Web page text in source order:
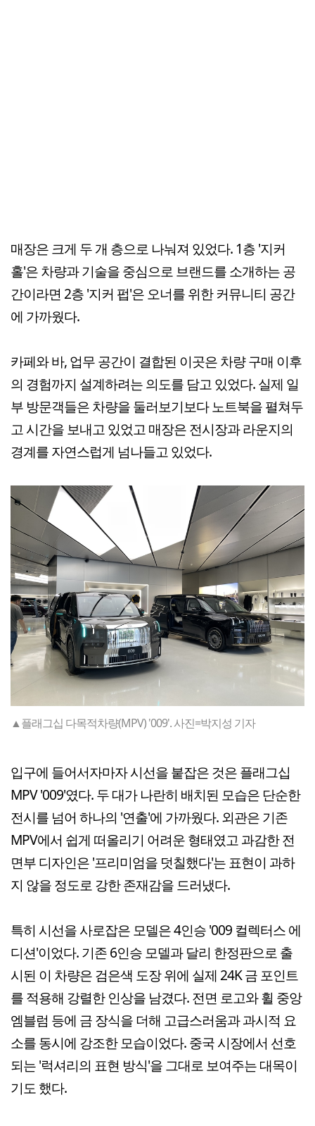
매장은 크게 두 개 층으로 나눠져 있었다. 1층 '지커
홀'은 차량과 기술을 중심으로 브랜드를 소개하는 공
간이라면 2층 '지커 펍'은 오너를 위한 커뮤니티 공간
에 가까웠다.
카페와 바, 업무 공간이 결합된 이곳은 차량 구매 이후
의 경험까지 설계하려는 의도를 담고 있었다. 실제 일
부 방문객들은 차량을 둘러보기보다 노트북을 펼쳐두
고 시간을 보내고 있었고 매장은 전시장과 라운지의
경계를 자연스럽게 넘나들고 있었다.
▲플래그십 다목적차량(MPV) '009'. 사진=박지성 기자
입구에 들어서자마자 시선을 붙잡은 것은 플래그십
MPV '009'였다. 두 대가 나란히 배치된 모습은 단순한
전시를 넘어 하나의 '연출'에 가까웠다. 외관은 기존
MPV에서 쉽게 떠올리기 어려운 형태였고 과감한 전
면부 디자인은 '프리미엄을 덧칠했다'는 표현이 과하
지 않을 정도로 강한 존재감을 드러냈다.
특히 시선을 사로잡은 모델은 4인승 '009 컬렉터스 에
디션'이었다. 기존 6인승 모델과 달리 한정판으로 출
시된 이 차량은 검은색 도장 위에 실제 24K 금 포인트
를 적용해 강렬한 인상을 남겼다. 전면 로고와 휠 중앙
엠블럼 등에 금 장식을 더해 고급스러움과 과시적 요
소를 동시에 강조한 모습이었다. 중국 시장에서 선호
되는 '럭셔리의 표현 방식'을 그대로 보여주는 대목이
기도 했다.